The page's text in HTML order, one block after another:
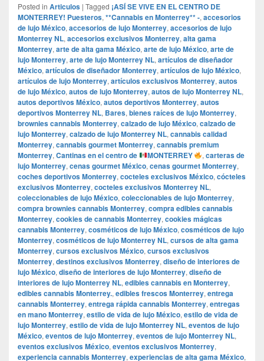
Posted in Articulos | Tagged ¡ASÍ SE VIVE EN EL CENTRO DE
MONTERREY! Puesteros, **Cannabis en Monterrey** -, accesorios
de lujo México, accesorios de lujo Monterrey, accesorios de lujo
Monterrey NL, accesorios exclusivos Monterrey, alta gama
Monterrey, arte de alta gama México, arte de lujo México, arte de
lujo Monterrey, arte de lujo Monterrey NL, artículos de diseñador
México, artículos de diseñador Monterrey, artículos de lujo México,
artículos de lujo Monterrey, artículos exclusivos Monterrey, autos
de lujo México, autos de lujo Monterrey, autos de lujo Monterrey NL,
autos deportivos México, autos deportivos Monterrey, autos
deportivos Monterrey NL, Bares, bienes raíces de lujo Monterrey,
brownies cannabis Monterrey, calzado de lujo México, calzado de
lujo Monterrey, calzado de lujo Monterrey NL, cannabis calidad
Monterrey, cannabis gourmet Monterrey, cannabis premium
Monterrey, Cantinas en el centro de MONTERREY ,carteras de
lujo Monterrey, cenas gourmet México, cenas gourmet Monterrey,
coches deportivos Monterrey, cocteles exclusivos México, cócteles
exclusivos Monterrey, cocteles exclusivos Monterrey NL,
coleccionables de lujo México, coleccionables de lujo Monterrey,
compra brownies cannabis Monterrey, compra edibles cannabis
Monterrey, cookies de cannabis Monterrey, cookies mágicas
cannabis Monterrey, cosméticos de lujo México, cosméticos de lujo
Monterrey, cosméticos de lujo Monterrey NL, cursos de alta gama
Monterrey, cursos exclusivos México, cursos exclusivos
Monterrey, destinos exclusivos Monterrey, diseño de interiores de
lujo México, diseño de interiores de lujo Monterrey, diseño de
interiores de lujo Monterrey NL, edibles cannabis en Monterrey,
edibles cannabis Monterrey., edibles frescos Monterrey, entrega
cannabis Monterrey, entrega rápida cannabis Monterrey, entregas
en mano Monterrey, estilo de vida de lujo México, estilo de vida de
lujo Monterrey, estilo de vida de lujo Monterrey NL, eventos de lujo
México, eventos de lujo Monterrey, eventos de lujo Monterrey NL,
eventos exclusivos México, eventos exclusivos Monterrey,
experiencia cannabis Monterrey, experiencias de alta gama México,